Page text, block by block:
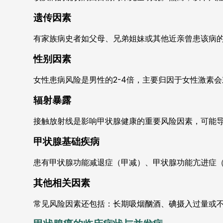
遗传因素
有家族病史者如父母、兄弟姐妹或其他近亲曾患该病
性别因素
女性患病风险是男性的2-4倍，主要归因于女性激素
辐射暴露
接触放射线是影响甲状腺健康的重要风险因素，可能
甲状腺基础疾病
患有甲状腺功能减退症（甲减）、甲状腺功能亢进症
其他相关因素
常见风险因素还包括：长期吸烟酗酒、碘摄入过量或